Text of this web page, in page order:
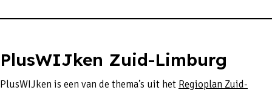
PlusWIJken Zuid-Limburg
PlusWIJken is een van de thema’s uit het Regioplan Zuid-